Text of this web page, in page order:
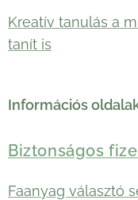
Kreatív tanulás a
tanít is
Információs
Biztonságos
Faanyag választó